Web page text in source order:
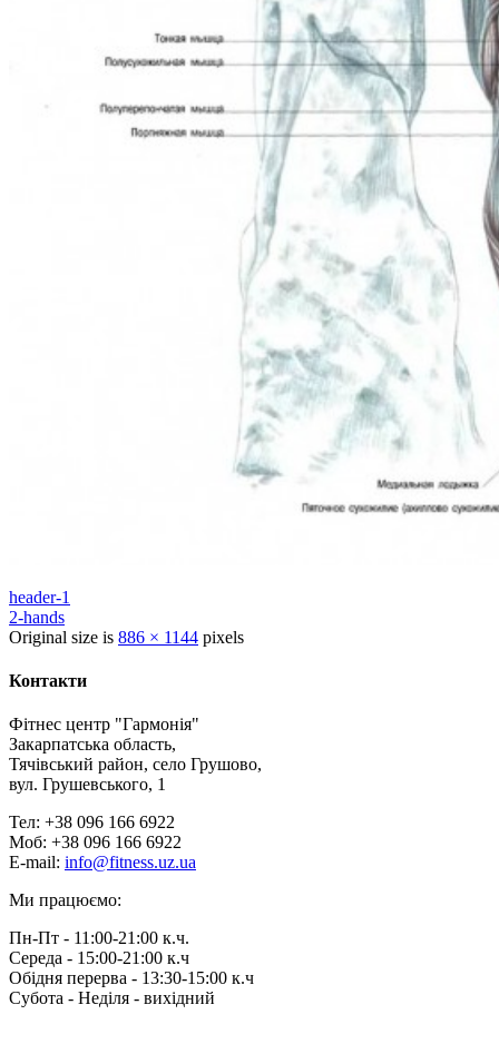
header-1
2-hands
Original size is 886 × 1144 pixels
Контакти
Фітнес центр "Гармонія"
Закарпатська область,
Тячівський район, село Грушово,
вул. Грушевського, 1
Тел: +38 096 166 6922
Моб: +38 096 166 6922
E-mail: info@fitness.uz.ua
Ми працюємо:
Пн-Пт - 11:00-21:00 к.ч.
Середа - 15:00-21:00 к.ч
Обідня перерва - 13:30-15:00 к.ч
Субота - Неділя - вихідний